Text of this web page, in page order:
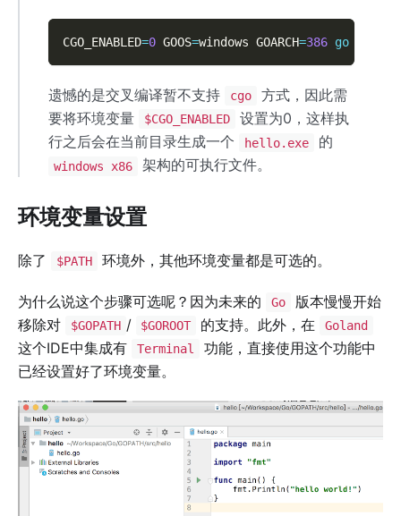
CGO_ENABLED=0 GOOS=windows GOARCH=386 go
遗憾的是交叉编译暂不支持 cgo
方式，因此需
要将环境变量
$CGO_ENABLED
设置为0，这样执
行之后会在当前目录生成一个
hello.exe 的
windows x86 架构的可执行文件。
环境变量设置
除了 $PATH 环境外，其他环境变量都是可选的。
为什么说这个步骤可选呢？因为未来的 Go
版本慢慢开始
移除对
$GOPATH / $GOROOT 的支持。此外，在 Goland
这个IDE中集成有 Terminal
功能，直接使用这个功能中
已经设置好了环境变量。